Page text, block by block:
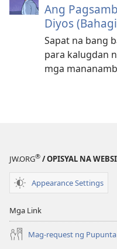
Ang
Diyos
Sapat na bang
para kalugdan
mga
JW.ORG® / OPISYAL NA
Appearance Settings
Mga Link
Mag-request ng